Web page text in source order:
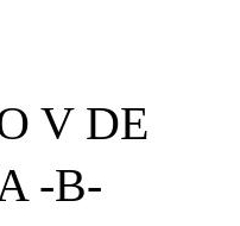
V DE
-B-